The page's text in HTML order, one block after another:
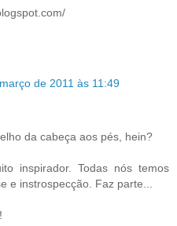
de 2011 às 11:49
da cabeça aos pés, hein?
inspirador. Todas nós temos
e instrospecção. Faz parte...